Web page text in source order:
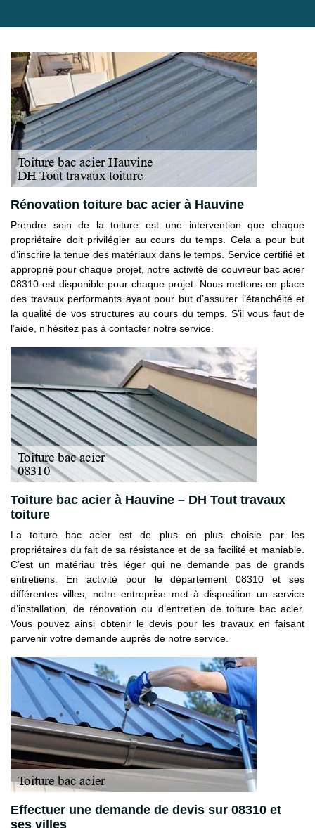
Rénovation toiture bac acier à Hauvine
Prendre soin de la toiture est une intervention que chaque
propriétaire doit privilégier au cours du temps. Cela a pour but
d’inscrire la tenue des matériaux dans le temps. Service certifié et
approprié pour chaque projet, notre activité de couvreur bac acier
08310 est disponible pour chaque projet. Nous mettons en place
des travaux performants ayant pour but d’assurer l’étanchéité et
la qualité de vos structures au cours du temps. S’il vous faut de
l’aide, n’hésitez pas à contacter notre service.
Toiture bac acier à Hauvine – DH Tout travaux
toiture
La toiture bac acier est de plus en plus choisie par les
propriétaires du fait de sa résistance et de sa facilité et maniable.
C’est un matériau très léger qui ne demande pas de grands
entretiens. En activité pour le département 08310 et ses
différentes villes, notre entreprise met à disposition un service
d’installation, de rénovation ou d’entretien de toiture bac acier.
Vous pouvez ainsi obtenir le devis pour les travaux en faisant
parvenir votre demande auprès de notre service.
Effectuer une demande de devis sur 08310 et
ses villes